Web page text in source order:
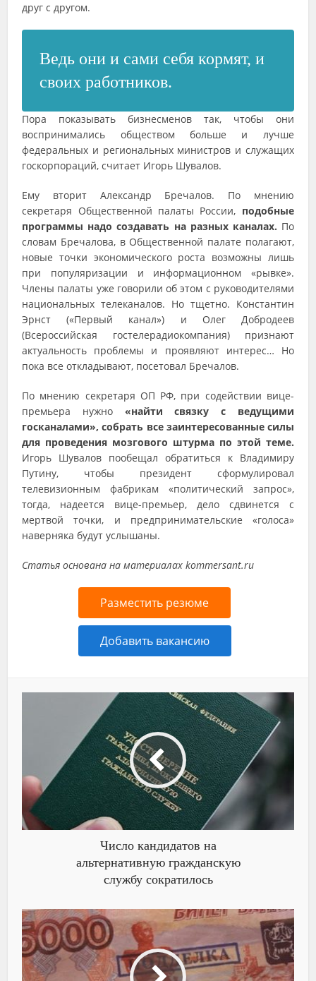
друг с другом.
Ведь они и сами себя кормят, и
своих работников.
Пора показывать бизнесменов так, чтобы они
воспринимались обществом больше и лучше
федеральных и региональных министров и служащих
госкорпораций, считает Игорь Шувалов.
Ему вторит Александр Бречалов. По мнению
секретаря Общественной палаты России, подобные
программы надо создавать на разных каналах. По
словам Бречалова, в Общественной палате полагают,
новые точки экономического роста возможны лишь
при популяризации и информационном «рывке».
Члены палаты уже говорили об этом с руководителями
национальных телеканалов. Но тщетно. Константин
Эрнст («Первый канал») и Олег Добродеев
(Всероссийская гостелерадиокомпания) признают
актуальность проблемы и проявляют интерес… Но
пока все откладывают, посетовал Бречалов.
По мнению секретаря ОП РФ, при содействии вице-
премьера нужно «найти связку с ведущими
госканалами», собрать все заинтересованные силы
для проведения мозгового штурма по этой теме.
Игорь Шувалов пообещал обратиться к Владимиру
Путину, чтобы президент сформулировал
телевизионным фабрикам «политический запрос»,
тогда, надеется вице-премьер, дело сдвинется с
мертвой точки, и предпринимательские «голоса»
наверняка будут услышаны.
Статья основана на материалах kommersant.ru
Разместить резюме
Добавить вакансию
Число кандидатов на
альтернативную гражданскую
службу сократилось